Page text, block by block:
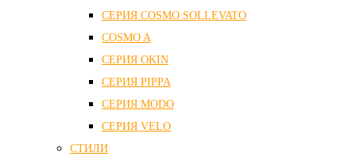
СЕРИЯ COSMO SOLLEVATO
COSMO A
СЕРИЯ OKIN
СЕРИЯ PIPPA
СЕРИЯ MODO
СЕРИЯ VELO
СТИЛИ